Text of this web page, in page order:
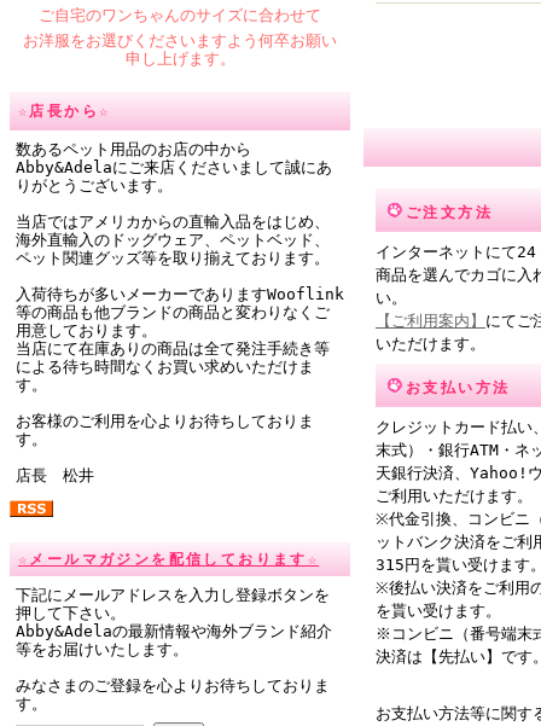
ご自宅のワンちゃんのサイズに合わせて
お洋服をお選びくださいますよう何卒お願い
申し上げます。
☆店長から☆
数あるペット用品のお店の中から
Abby&Adelaにご来店くださいまして誠にあ
りがとうございます。
当店ではアメリカからの直輸入品をはじめ、
海外直輸入のドッグウェア、ペットベッド、
ペット関連グッズ等を取り揃えております。
入荷待ちが多いメーカーでありますWooflink
等の商品も他ブランドの商品と変わりなくご
用意しております。
当店にて在庫ありの商品は全て発注手続き等
による待ち時間なくお買い求めいただけま
す。
お客様のご利用を心よりお待ちしておりま
す。
店長 松井
☆メールマガジンを配信しております☆
下記にメールアドレスを入力し登録ボタンを
押して下さい。
Abby&Adelaの最新情報や海外ブランド紹介
等をお届けいたします。
みなさまのご登録を心よりお待ちしておりま
す。
ご注文方法
インターネットにて
商品を選んでカゴに入
い。
【ご利用案内】 にてご
いただけます。
お支払い方法
クレジットカード払い
末式）・銀行ATM・ネ
天銀行決済、Yahoo!
ご利用いただけます。
※代金引換、コンビニ
ットバンク決済をご利
315円を貰い受けます
※後払い決済をご利用
を貰い受けます。
※コンビニ（番号端末
決済は【先払い】です
お支払い方法等に関す